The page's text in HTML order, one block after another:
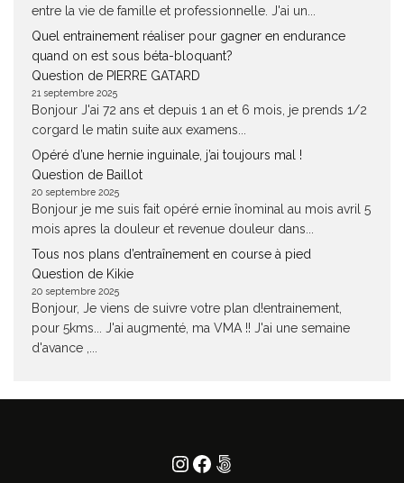
entre la vie de famille et professionnelle. J'ai un...
Quel entrainement réaliser pour gagner en endurance
quand on est sous béta-bloquant?
Question de PIERRE GATARD
21 septembre 2025
Bonjour J'ai 72 ans et depuis 1 an et 6 mois, je prends 1/2
corgard le matin suite aux examens...
Opéré d’une hernie inguinale, j’ai toujours mal !
Question de Baillot
20 septembre 2025
Bonjour je me suis fait opéré ernie înominal au mois avril 5
mois apres la douleur et revenue douleur dans...
Tous nos plans d’entraînement en course à pied
Question de Kikie
20 septembre 2025
Bonjour, Je viens de suivre votre plan d!entrainement,
pour 5kms... J'ai augmenté, ma VMA !! J'ai une semaine
d'avance ,...
Instagram
Facebook
500px